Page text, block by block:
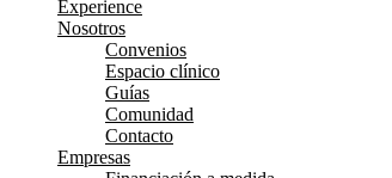
Experience
Nosotros
Convenios
Espacio clínico
Guías
Comunidad
Contacto
Empresas